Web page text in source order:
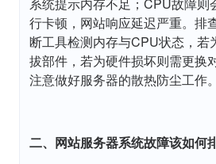
系统提示内存不足；CPU故障则
行卡顿，网站响应延迟严重。排
断工具检测内存与CPU状态，若
拔部件，若为硬件损坏则需更换
注意做好服务器的散热防尘工作。
二、网站服务器系统故障该如何